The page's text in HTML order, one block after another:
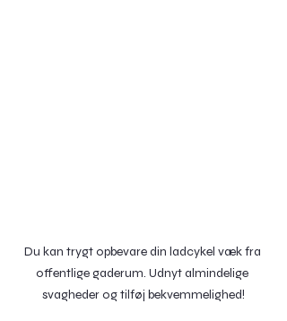
Du kan trygt opbevare din ladcykel væk fra
offentlige gaderum. Udnyt almindelige
svagheder og tilføj bekvemmelighed!